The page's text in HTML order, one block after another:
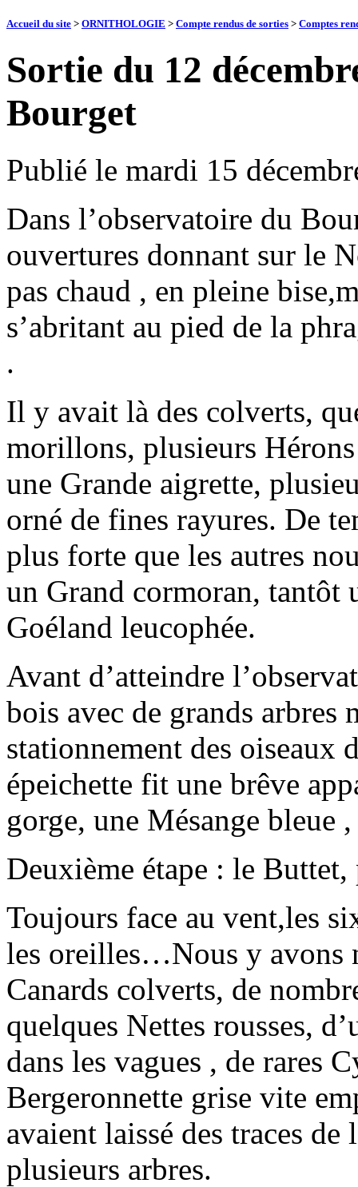
Accueil du site > ORNITHOLOGIE > Compte rendus de sorties > Comptes
Sortie du 12
Bourget
Publié le mardi 15
Dans l’observatoire du
ouvertures donnant sur le
pas chaud , en pleine
s’abritant au pied de la
.
Il y avait là des colverts,
morillons, plusieurs Hérons
une Grande aigrette,
orné de fines rayures. De
plus forte que les autres
un Grand cormoran, tantôt
Goéland leucophée.
Avant d’atteindre
bois avec de grands arbres
stationnement des oiseaux
épeichette fit une brêve
gorge, une Mésange bleue
Deuxième étape : le Buttet,
Toujours face au vent,les
les oreilles…Nous y avons
Canards colverts, de
quelques Nettes rousses,
dans les vagues , de rares
Bergeronnette grise vite
avaient laissé des traces de
plusieurs arbres.